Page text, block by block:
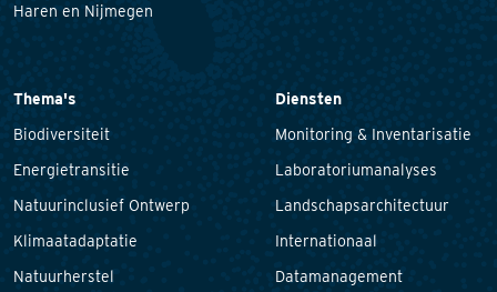
Haren en Nijmegen
Thema's
Biodiversiteit
Energietransitie
Natuurinclusief Ontwerp
Klimaatadaptatie
Natuurherstel
Diensten
Monitoring & Inventarisatie
Laboratoriumanalyses
Landschapsarchitectuur
Internationaal
Datamanagement